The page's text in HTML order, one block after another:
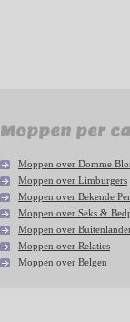
Moppen per
Moppen over Domme
Moppen over Limburgers
Moppen over Bekende
Moppen over Seks &
Moppen over
Moppen over Relaties
Moppen over Belgen